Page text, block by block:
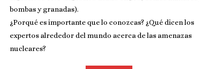
bombas y granadas).
¿Porqué es importante que lo conozcas? ¿Qué dicen los
expertos alrededor del mundo acerca de las amenazas
nucleares?